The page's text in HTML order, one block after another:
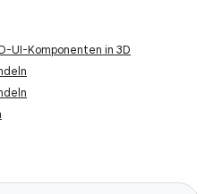
UI-Komponenten in 3D